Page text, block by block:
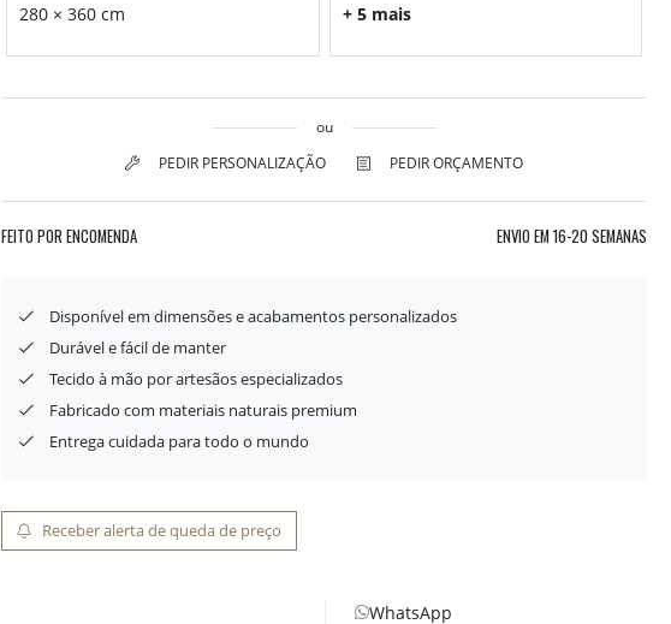
280 × 360 cm + 5 mais
ou
PEDIR PERSONALIZAÇÃO
PEDIR ORÇAMENTO
FEITO POR ENCOMENDA ENVIO EM 16-20 SEMANAS
Disponível em dimensões e acabamentos personalizados
Durável e fácil de manter
Tecido à mão por artesãos especializados
Fabricado com materiais naturais premium
Entrega cuidada para todo o mundo
Receber alerta de queda de preço
WhatsApp